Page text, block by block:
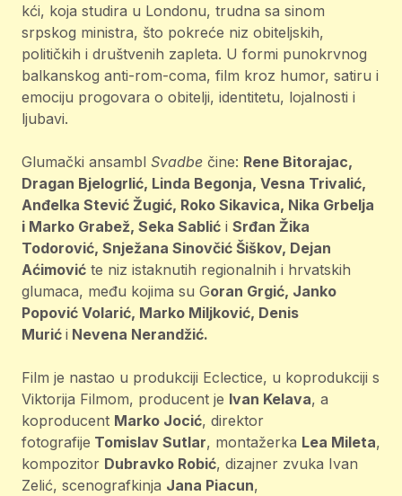
kći, koja studira u Londonu, trudna sa sinom
srpskog ministra, što pokreće niz obiteljskih,
političkih i društvenih zapleta. U formi punokrvnog
balkanskog anti-rom-coma, film kroz humor, satiru i
emociju progovara o obitelji, identitetu, lojalnosti i
ljubavi.
Glumački ansambl Svadbe čine: Rene Bitorajac,
Dragan Bjelogrlić, Linda Begonja, Vesna Trivalić,
Anđelka Stević Žugić, Roko Sikavica, Nika Grbelja
i Marko Grabež, Seka Sablić i Srđan Žika
Todorović, Snježana Sinovčić Šiškov, Dejan
Aćimović te niz istaknutih regionalnih i hrvatskih
glumaca, među kojima su Goran Grgić, Janko
Popović Volarić, Marko Miljković, Denis
Murić i Nevena Nerandžić.
Film je nastao u produkciji Eclectice, u koprodukciji s
Viktorija Filmom, producent je Ivan Kelava, a
koproducent Marko Jocić, direktor
fotografije Tomislav Sutlar, montažerka Lea Mileta,
kompozitor Dubravko Robić, dizajner zvuka Ivan
Zelić, scenografkinja Jana Piacun,